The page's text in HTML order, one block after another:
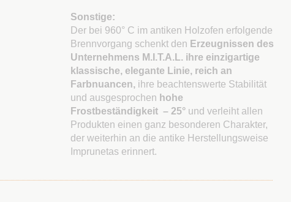
Sonstige:
Der bei 960° C im antiken Holzofen erfolgende
Brennvorgang schenkt den Erzeugnissen des
Unternehmens M.I.T.A.L. ihre einzigartige
klassische, elegante Linie, reich an
Farbnuancen, ihre beachtenswerte Stabilität
und ausgesprochen hohe
Frostbeständigkeit – 25° und verleiht allen
Produkten einen ganz besonderen Charakter,
der weiterhin an die antike Herstellungsweise
Imprunetas erinnert.